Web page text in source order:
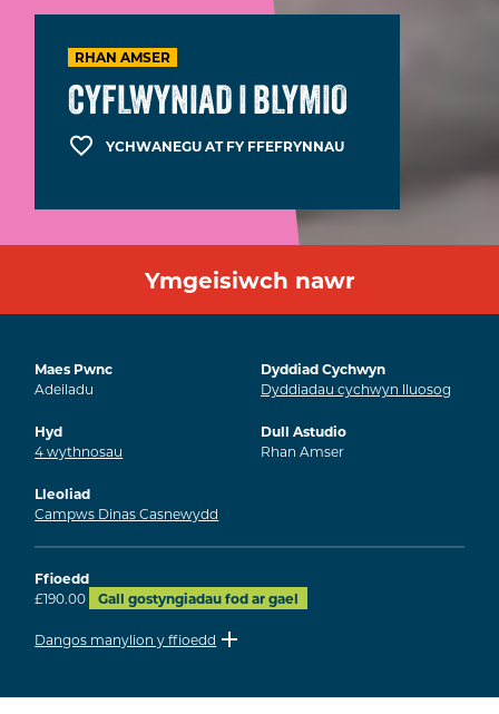
RHAN AMSER
CYFLWYNIAD I BLYMIO
YCHWANEGU AT FY FFEFRYNNAU
Ymgeisiwch nawr
Maes Pwnc
Adeiladu
Dyddiad Cychwyn
Dyddiadau cychwyn lluosog
Hyd
4wythnosau
Dull Astudio
Rhan Amser
Lleoliad
Campws Dinas Casnewydd
Ffioedd
£190.00
Gall gostyngiadau fod ar gael
Dangos manylion y ffioedd